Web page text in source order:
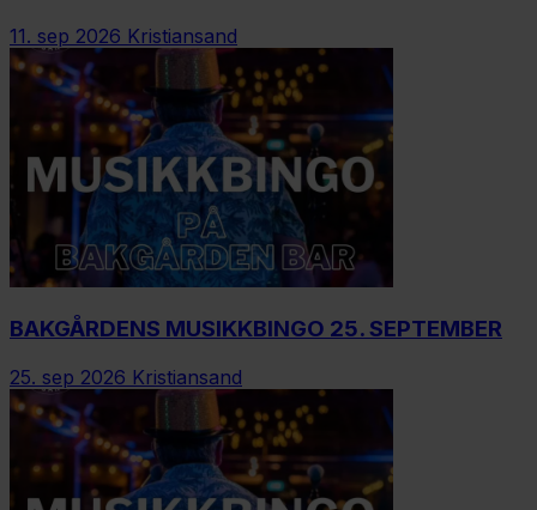
11. sep 2026 Kristiansand
BAKGÅRDENS MUSIKKBINGO 25. SEPTEMBER
25. sep 2026 Kristiansand